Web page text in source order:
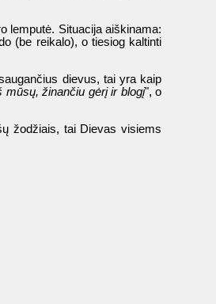
lemputė. Situacija aiškinama:
(be reikalo), o tiesiog kaltinti
dievus, tai yra kaip
mūsų, žinančiu gėrį ir blogį", o
žodžiais, tai Dievas visiems